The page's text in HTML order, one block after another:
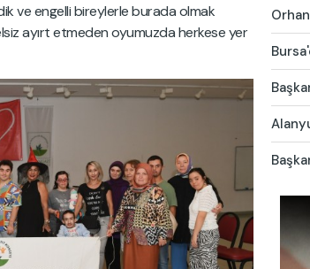
ve engelli bireylerle burada olmak
ayırt etmeden oyumuzda herkese yer